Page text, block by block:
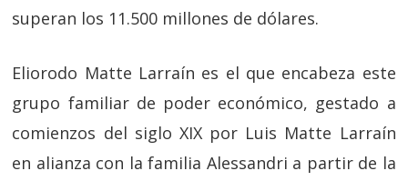
superan los 11.500 millones de dólares.
Eliorodo Matte Larraín es el que encabeza este
grupo familiar de poder económico, gestado a
comienzos del siglo XIX por Luis Matte Larraín
en alianza con la familia Alessandri a partir de la